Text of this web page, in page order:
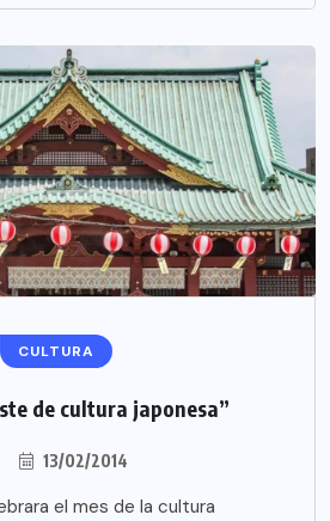
CULTURA
de cultura japonesa”
13/02/2014
el mes de la cultura